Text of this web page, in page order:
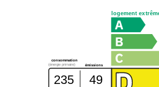
logement
consommation
émissions
(énergie primaire)
235 49